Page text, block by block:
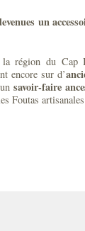
un
région du Cap
encore sur d’
savoir-faire
Foutas